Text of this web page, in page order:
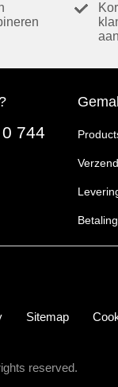
744
Betaling
Sitemap
reserved.